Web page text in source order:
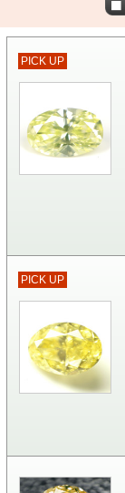
PICK UP
PICK UP